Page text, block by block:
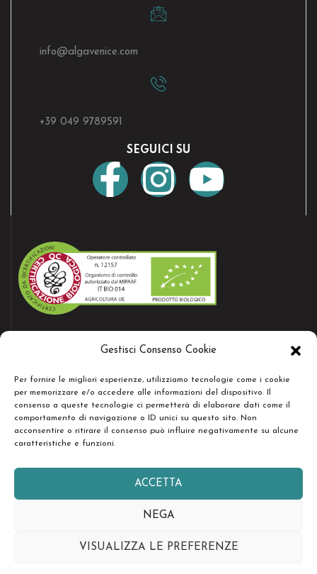
Gestisci Consenso Cookie
Per fornire le migliori esperienze, utilizziamo tecnologie come i cookie
per memorizzare e/o accedere alle informazioni del dispositivo. Il
consenso a queste tecnologie ci permetterà di elaborare dati come il
comportamento di navigazione o ID unici su questo sito. Non
acconsentire o ritirare il consenso può influire negativamente su alcune
caratteristiche e funzioni.
ACCETTA
NEGA
VISUALIZZA LE PREFERENZE
info@algavenice.com
+39 049 9789591
SEGUICI SU
AZIENDA CERTIFICATA
RESTA IN CONTATTO
Copyright © Società Agricola Serenissima Sr.l. - Tutti i diritti
design by easyseopro.it